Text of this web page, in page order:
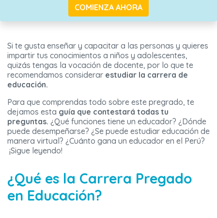
COMIENZA AHORA
Si te gusta enseñar y capacitar a las personas y quieres
impartir tus conocimientos a niños y adolescentes,
quizás tengas la vocación de docente, por lo que te
recomendamos considerar estudiar la carrera de
educación.
Para que comprendas todo sobre este pregrado, te
dejamos esta guía que contestará todas tu
preguntas. ¿Qué funciones tiene un educador? ¿Dónde
puede desempeñarse? ¿Se puede estudiar educación de
manera virtual? ¿Cuánto gana un educador en el Perú?
¡Sigue leyendo!
¿Qué es la Carrera Pregado
en Educación?